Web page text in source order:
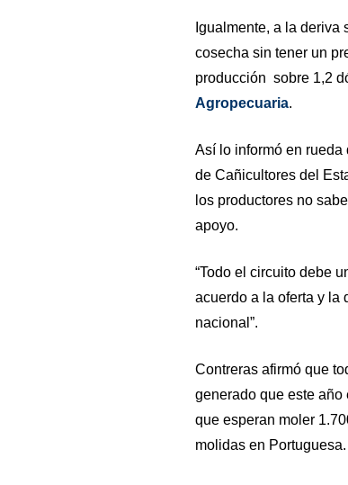
Igualmente, a la
cosecha sin tener un
producción sobre 1,2
Agropecuaria.
Así lo informó en rueda
de Cañicultores del
los productores no
apoyo.
“Todo el circuito debe
acuerdo a la oferta y la
nacional”.
Contreras afirmó que
generado que este año
que esperan moler
molidas en Portuguesa.